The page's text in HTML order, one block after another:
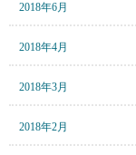
2018年6月
2018年4月
2018年3月
2018年2月